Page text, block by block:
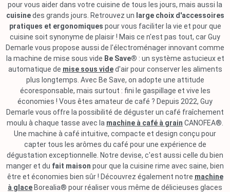
pour vous aider dans votre cuisine de tous les jours, mais aussi la
cuisinedes grands jours. Retrouvez un large choix d'accessoires
pratiques et ergonomiques pour vous faciliter la vie et pour que
cuisine soit synonyme de plaisir ! Mais ce n'est pas tout, car Guy
Demarle vous propose aussi de l'électroménager innovant comme
la machine de mise sous vide Be Save® : un système astucieux et
automatique de mise sous vided'air pour conserver les aliments
plus longtemps. Avec Be Save, on adopte une attitude
écoresponsable, mais surtout : fini le gaspillage et vive les
économies ! Vous êtes amateur de café ? Depuis 2022, Guy
Demarle vous offre la possibilité de déguster un café fraîchement
moulu à chaque tasse avec la machine à café à grain CANOFEA®.
Une machine à café intuitive, compacte et design conçu pour
capter tous les arômes du café pour une expérience de
dégustation exceptionnelle. Notre devise, c'est aussi celle du bien
manger et du fait maison pour que la cuisine rime avec saine, bien
être et économies bien sûr ! Découvrez également notre machine
à glace Borealia® pour réaliser vous même de délicieuses glaces